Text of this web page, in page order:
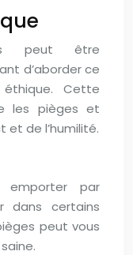
peut être
d’aborder ce
Cette
les pièges et
et de l’humilité.
par
dans certains
peut vous